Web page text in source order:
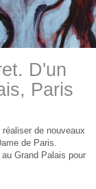
D'un
Paris
de nouveaux
de Paris.
Grand Palais pour